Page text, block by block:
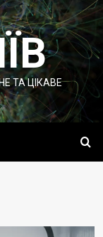
ТА ЦІКАВЕ